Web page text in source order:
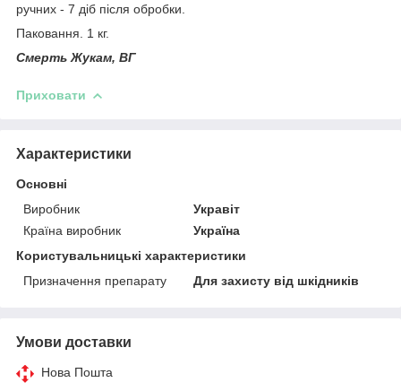
ручних - 7 діб після обробки.
Паковання. 1 кг.
Смерть Жукам, ВГ
Приховати
Характеристики
Основні
Виробник
Укравіт
Країна виробник
Україна
Користувальницькі характеристики
Призначення препарату
Для захисту від шкідників
Умови доставки
Нова Пошта